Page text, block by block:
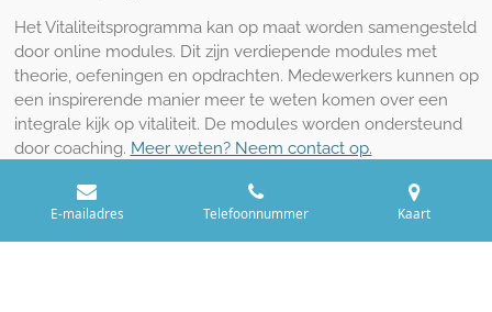
Het Vitaliteitsprogramma kan op maat worden samengesteld
door online modules. Dit zijn verdiepende modules met
theorie, oefeningen en opdrachten. Medewerkers kunnen op
een inspirerende manier meer te weten komen over een
integrale kijk op vitaliteit. De modules worden ondersteund
door coaching. Meer weten? Neem contact op.
E-mailadres Telefoonnummer Kaart